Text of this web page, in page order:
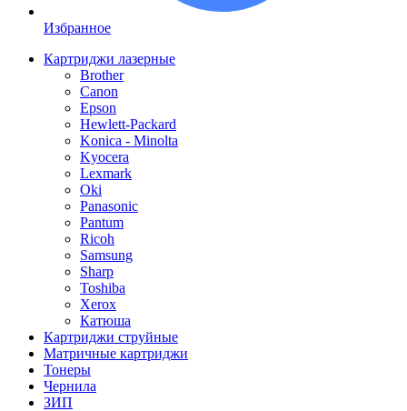
Избранное
Картриджи лазерные
Brother
Canon
Epson
Hewlett-Packard
Konica - Minolta
Kyocera
Lexmark
Oki
Panasonic
Pantum
Ricoh
Samsung
Sharp
Toshiba
Xerox
Катюша
Картриджи струйные
Матричные картриджи
Тонеры
Чернила
ЗИП